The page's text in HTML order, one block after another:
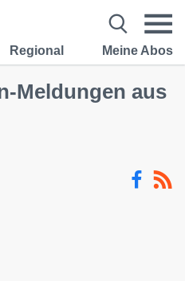
Regional Meine Abos
Meldungen aus